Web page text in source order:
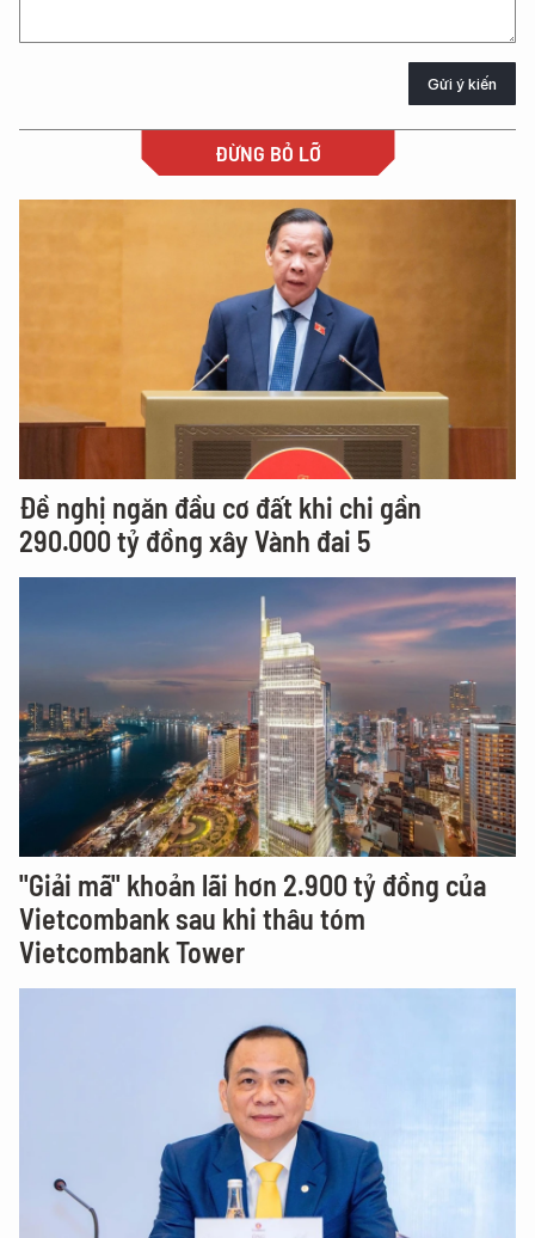
Gửi ý kiến
ĐỪNG BỎ LỠ
Đề nghị ngăn đầu cơ đất khi chi gần
290.000 tỷ đồng xây Vành đai 5
"Giải mã" khoản lãi hơn 2.900 tỷ đồng của
Vietcombank sau khi thâu tóm
Vietcombank Tower